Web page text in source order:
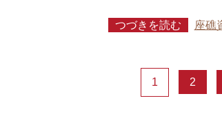
つづきを読む 座礁
1 2